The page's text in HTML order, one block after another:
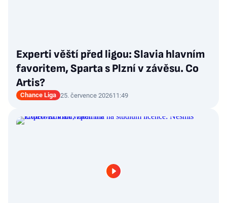
Experti věští před ligou: Slavia hlavním
favoritem, Sparta s Plzní v závěsu. Co
Artis?
Chance Liga 25. července 202611:49